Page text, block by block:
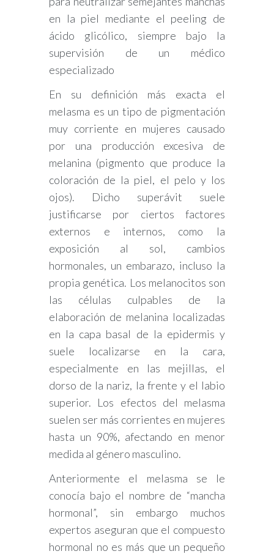
en la piel mediante el peeling de
ácido glicólico, siempre bajo la
supervisión de un médico
especializado
En su definición más exacta el
melasma es un tipo de pigmentación
muy corriente en mujeres causado
por una producción excesiva de
melanina (pigmento que produce la
coloración de la piel, el pelo y los
ojos). Dicho superávit suele
justificarse por ciertos factores
externos e internos, como la
exposición al sol, cambios
hormonales, un embarazo, incluso la
propia genética. Los melanocitos son
las células culpables de la
elaboración de melanina localizadas
en la capa basal de la epidermis y
suele localizarse en la cara,
especialmente en las mejillas, el
dorso de la nariz, la frente y el labio
superior. Los efectos del melasma
suelen ser más corrientes en mujeres
hasta un 90%, afectando en menor
medida al género masculino.
Anteriormente el melasma se le
conocía bajo el nombre de “mancha
hormonal”, sin embargo muchos
expertos aseguran que el compuesto
hormonal no es más que un pequeño